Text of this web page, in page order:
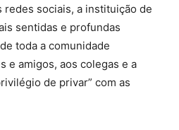
redes sociais, a instituição de
sentidas e profundas
toda a comunidade
e amigos, aos colegas e a
de privar” com as